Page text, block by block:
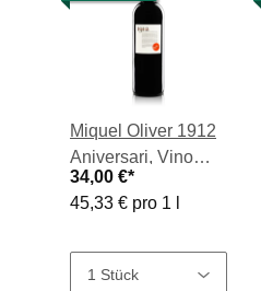
Miquel Oliver 1912
Aniversari, Vino
Tinto 2019, 0,75-l-
Flasche
34,00 €*
45,33 € pro 1 l